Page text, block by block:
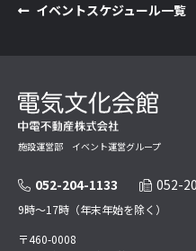
イベントスケジュール一覧
施設運営部 イベント運営グループ
052-204-1133 052-
9時～17時（年末年始を除く）
〒460-0008